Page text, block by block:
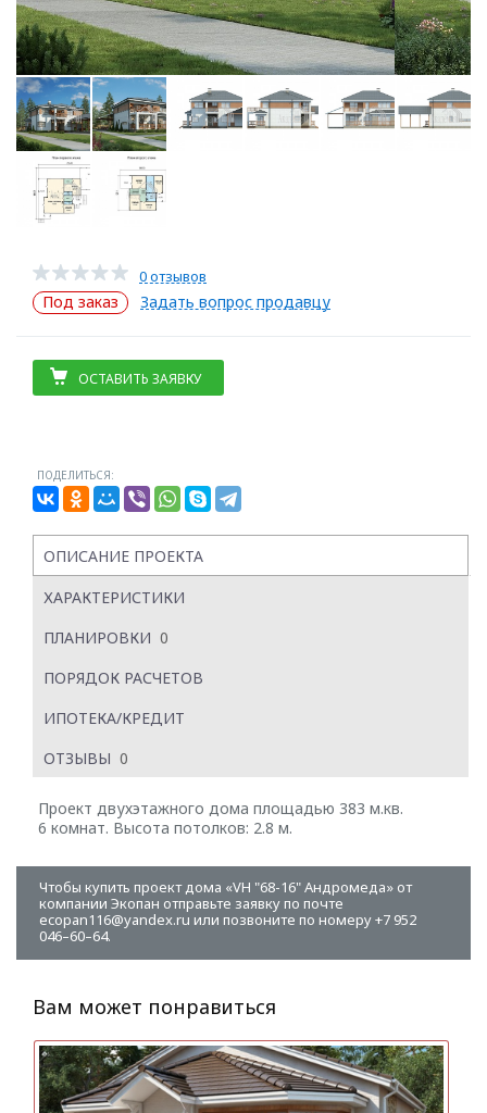
0 отзывов
Под заказ Задать вопрос продавцу
ОСТАВИТЬ ЗАЯВКУ
ПОДЕЛИТЬСЯ:
ОПИСАНИЕ ПРОЕКТА
ХАРАКТЕРИСТИКИ
ПЛАНИРОВКИ 0
ПОРЯДОК РАСЧЕТОВ
ИПОТЕКА/КРЕДИТ
ОТЗЫВЫ 0
Проект двухэтажного дома площадью 383 м.кв.
6 комнат. Высота потолков: 2.8 м.
Чтобы купить проект дома «VH "68-16" Андромеда» от
компании Экопан отправьте заявку по почте
ecopan116@yandex.ru или позвоните по номеру +7 952
046–60–64.
Вам может понравиться